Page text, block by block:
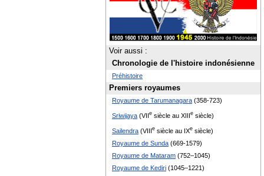
Voir aussi :
Chronologie de l'histoire indonésienne
Préhistoire
Premiers royaumes
Royaume de Tarumanagara (358-723)
Sriwijaya (VIIe siècle au XIIIe siècle)
Sailendra (VIIIe siècle au IXe siècle)
Royaume de Sunda (669-1579)
Royaume de Mataram (752–1045)
Royaume de Kediri (1045–1221)